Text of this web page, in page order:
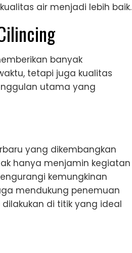
air menjadi lebih baik.
banyak
tetapi juga kualitas
utama yang
yang dikembangkan
hanya menjamin kegiatan
kemungkinan
mendukung penemuan
di titik yang ideal